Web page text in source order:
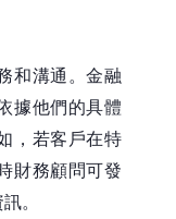
和溝通。金融
據他們的具體
，若客戶在特
財務顧問可發
。